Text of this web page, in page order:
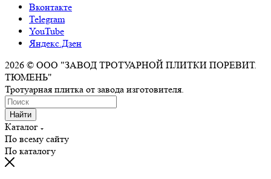
Вконтакте
Telegram
YouTube
Яндекс.Дзен
2026 © ООО "ЗАВОД ТРОТУАРНОЙ ПЛИТКИ ПОРЕВИТ.
ТЮМЕНЬ"
Тротуарная плитка от завода изготовителя.
Найти
Каталог
По всему сайту
По каталогу